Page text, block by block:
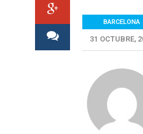
BARCELONA
31 OCTUBRE,